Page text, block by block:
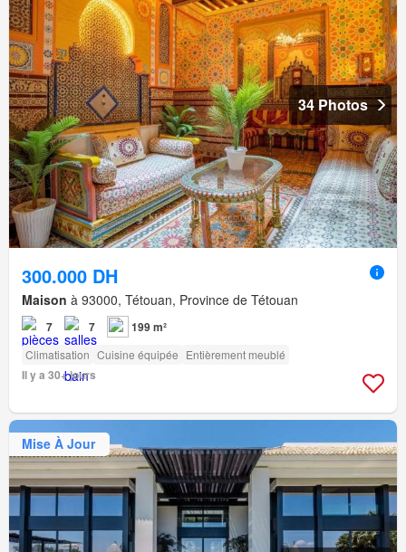
34 Photos
300.000 DH
Maison à 93000, Tétouan, Province de Tétouan
7 7 199 m²
Climatisation Cuisine équipée Entièrement meublé
Il y a 30+ jours
Mise À Jour